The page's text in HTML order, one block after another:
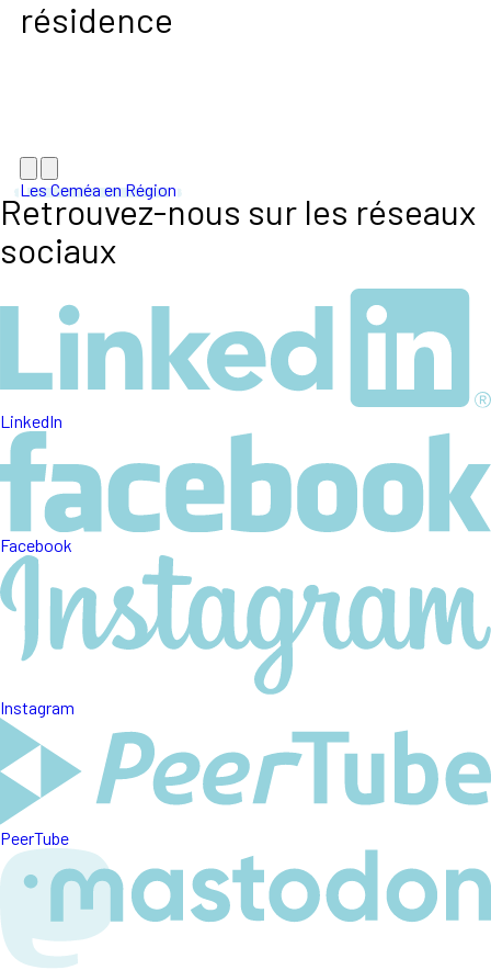
résidence
Les Ceméa en Région
Retrouvez-nous sur les réseaux
sociaux
LinkedIn
Facebook
Instagram
PeerTube